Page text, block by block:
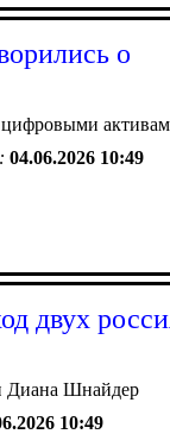
о
цифровыми
04.06.2026 10:49
двух
Диана Шнайдер
10:49